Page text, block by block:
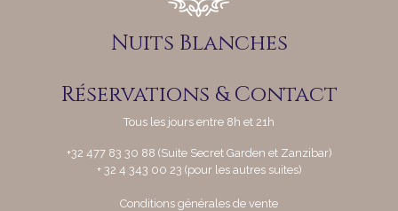
Nuits Blanches
Réservations & Contact
Tous les jours entre 8h et 21h
+32 477 83 30 88 (Suite Secret Garden et Zanzibar)
+ 32 4 343 00 23 (pour les autres suites)
Conditions générales de vente